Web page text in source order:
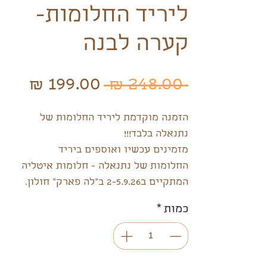
ליריד החלומות-
קערה לבנה
‏248.00 ‏₪
מחיר
רגיל
הזמנה מוקדמת ליריד החלומות של
נתנאלה בלבד!!!
מזמינים עכשיו ואוספים ביריד
החלומות של נתנאלה - חלומות איטליה
המתקיים ב2-5.9.26 ב"לה פארק" חולון.
וההזמנה תחכה לכם ארוזה יפה בימי
היריד :)
כמות *